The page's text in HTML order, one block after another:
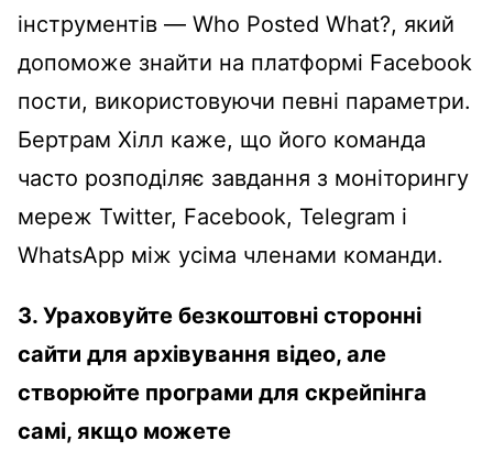
інструментів — Who Posted What?, який
допоможе знайти на платформі Facebook
пости, використовуючи певні параметри.
Бертрам Хілл каже, що його команда
часто розподіляє завдання з моніторингу
мереж Twitter, Facebook, Telegram і
WhatsApp між усіма членами команди.
3. Ураховуйте безкоштовні сторонні
сайти для архівування відео, але
створюйте програми для скрейпінга
самі, якщо можете